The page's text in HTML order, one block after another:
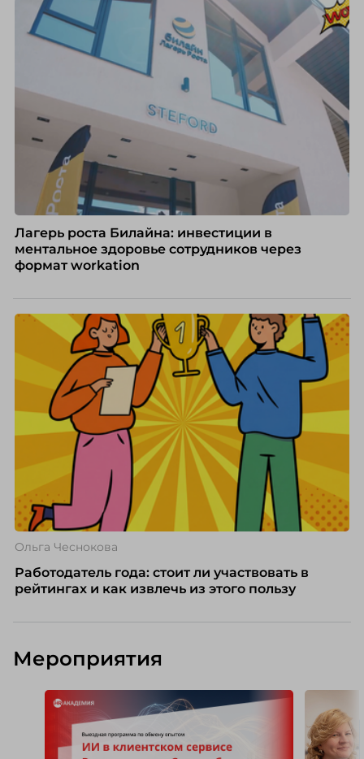
Лагерь роста Билайна: инвестиции в
ментальное здоровье сотрудников через
формат workation
Ольга Чеснокова
Работодатель года: стоит ли участвовать в
рейтингах и как извлечь из этого пользу
Мероприятия